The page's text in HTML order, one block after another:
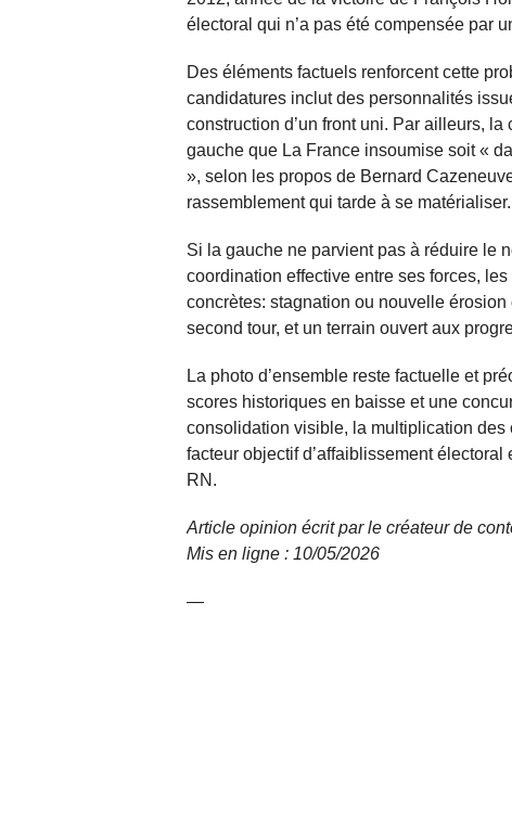
électoral qui n’a pas été compensée par
Des éléments factuels renforcent cette
candidatures inclut des personnalités
construction d’un front uni. Par ailleurs,
gauche que La France insoumise soit «
», selon les propos de Bernard
rassemblement qui tarde à se matérialiser.
Si la gauche ne parvient pas à réduire le
coordination effective entre ses forces,
concrètes: stagnation ou nouvelle
second tour, et un terrain ouvert aux
La photo d’ensemble reste factuelle et
scores historiques en baisse et une
consolidation visible, la multiplication des
facteur objectif d’affaiblissement
RN.
Article opinion écrit par le créateur de
Mis en ligne : 10/05/2026
—